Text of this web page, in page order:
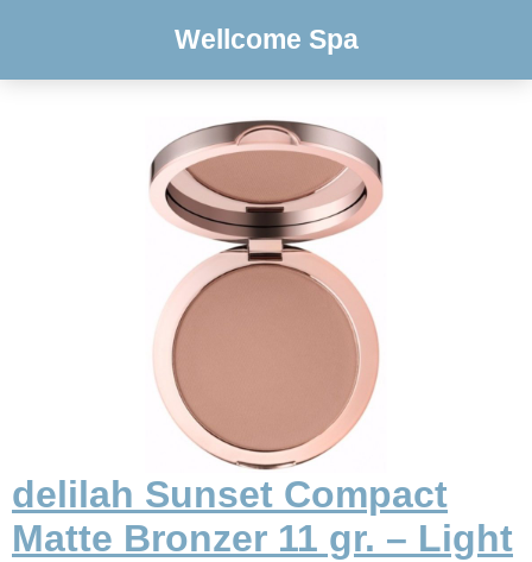
Wellcome Spa
delilah Sunset Compact
Matte Bronzer 11 gr. – Light